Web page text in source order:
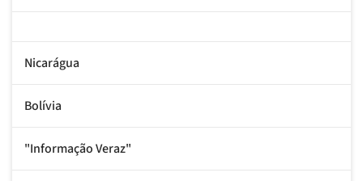
Nicarágua
Bolívia
"Informação Veraz"